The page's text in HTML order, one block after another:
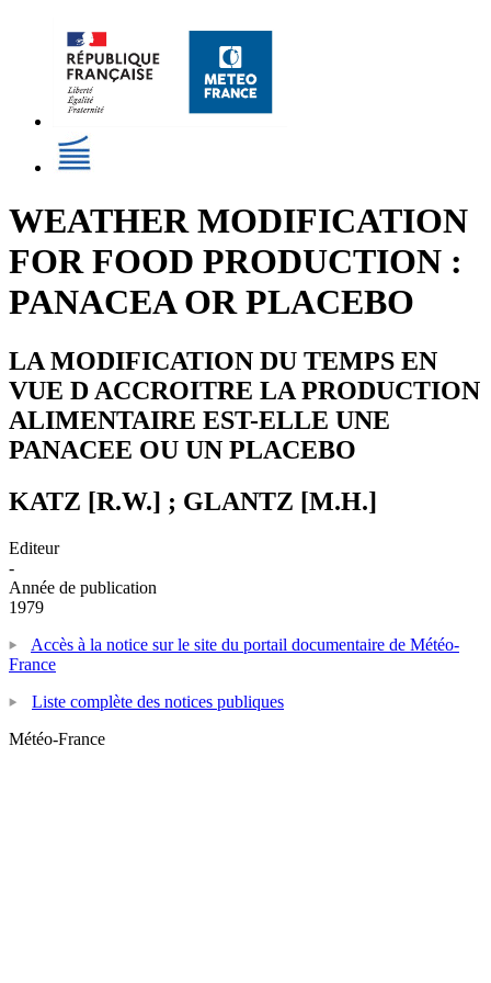
WEATHER MODIFICATION
FOR FOOD PRODUCTION :
PANACEA OR PLACEBO
LA MODIFICATION DU TEMPS EN
VUE D ACCROITRE LA PRODUCTION
ALIMENTAIRE EST-ELLE UNE
PANACEE OU UN PLACEBO
KATZ [R.W.] ; GLANTZ [M.H.]
Editeur
-
Année de publication
1979
Accès à la notice sur le site du portail documentaire de Météo-
France
Liste complète des notices publiques
Météo-France